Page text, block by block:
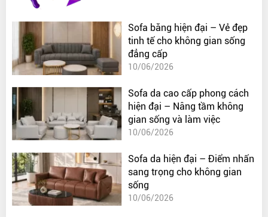
Sofa băng hiện đại – Vẻ đẹp
tinh tế cho không gian sống
đẳng cấp
10/06/2026
Sofa da cao cấp phong cách
hiện đại – Nâng tầm không
gian sống và làm việc
10/06/2026
Sofa da hiện đại – Điểm nhấn
sang trọng cho không gian
sống
10/06/2026